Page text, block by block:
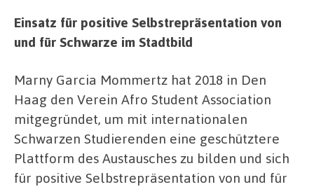
Einsatz für positive Selbstrepräsentation von
und für Schwarze im Stadtbild
Marny Garcia Mommertz hat 2018 in Den
Haag den Verein Afro Student Association
mitgegründet, um mit internationalen
Schwarzen Studierenden eine geschütztere
Plattform des Austausches zu bilden und sich
für positive Selbstrepräsentation von und für